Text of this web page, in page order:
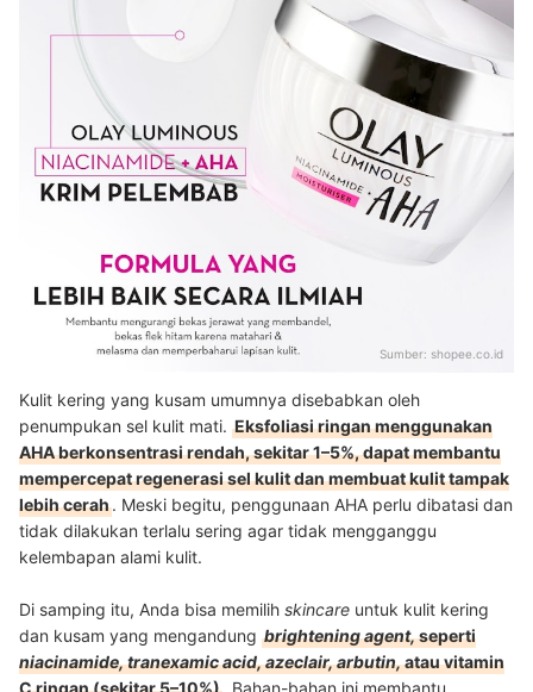
Sumber: shopee.co.id
Kulit kering yang kusam umumnya disebabkan oleh
penumpukan sel kulit mati. Eksfoliasi ringan menggunakan
AHA berkonsentrasi rendah, sekitar 1–5%, dapat membantu
mempercepat regenerasi sel kulit dan membuat kulit tampak
lebih cerah. Meski begitu, penggunaan AHA perlu dibatasi dan
tidak dilakukan terlalu sering agar tidak mengganggu
kelembapan alami kulit.
Di samping itu, Anda bisa memilih skincare untuk kulit kering
dan kusam yang mengandung brightening agent,seperti
niacinamide, tranexamic acid, azeclair, arbutin,atau vitamin
C ringan (sekitar 5–10%)
. Bahan-bahan ini membantu